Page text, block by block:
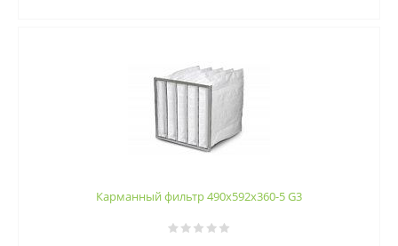
Карманный фильтр 490х592х360-5 G3